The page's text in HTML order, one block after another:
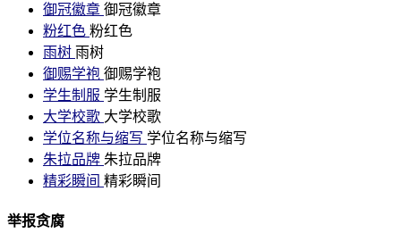
御冠徽章 御冠徽章
粉红色 粉红色
雨树 雨树
御赐学袍 御赐学袍
学生制服 学生制服
大学校歌 大学校歌
学位名称与缩写 学位名称与缩写
朱拉品牌 朱拉品牌
精彩瞬间 精彩瞬间
举报贪腐